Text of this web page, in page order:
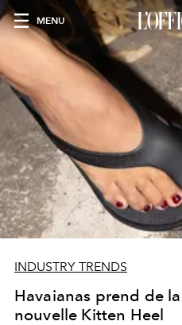
MENU
INDUSTRY TRENDS
Havaianas prend de
nouvelle Kitten Heel